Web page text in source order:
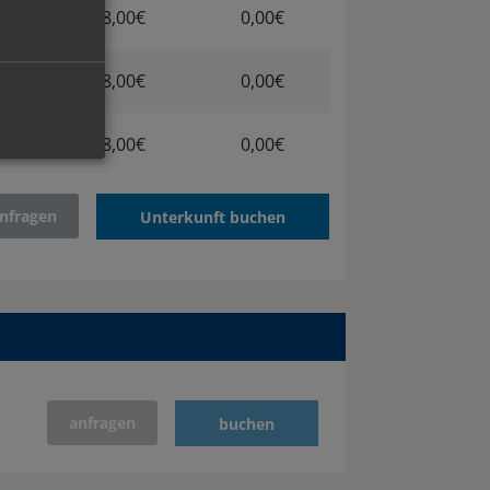
8,00€ 0,00€
8,00€ 0,00€
8,00€ 0,00€
Unterkunft buchen
buchen
anfragen